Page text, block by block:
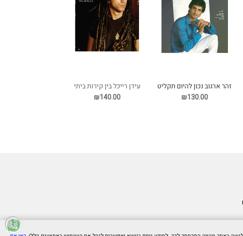
זהר ארגוב נכון להיום תקליט
₪130.00
עידן רייכל בין קירות ביתי
תקליט
₪140.00